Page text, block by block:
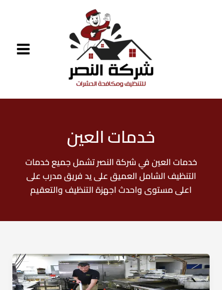
خدمات العين
خدمات العين في شركة النصر تشمل جميع خدمات
التنظيف الشامل العميق على يد فريق مدرب على
اعلى مستوى واحدث اجهزة التنظيف والتعقيم